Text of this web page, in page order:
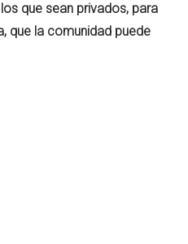
que sean privados, para
que la comunidad puede